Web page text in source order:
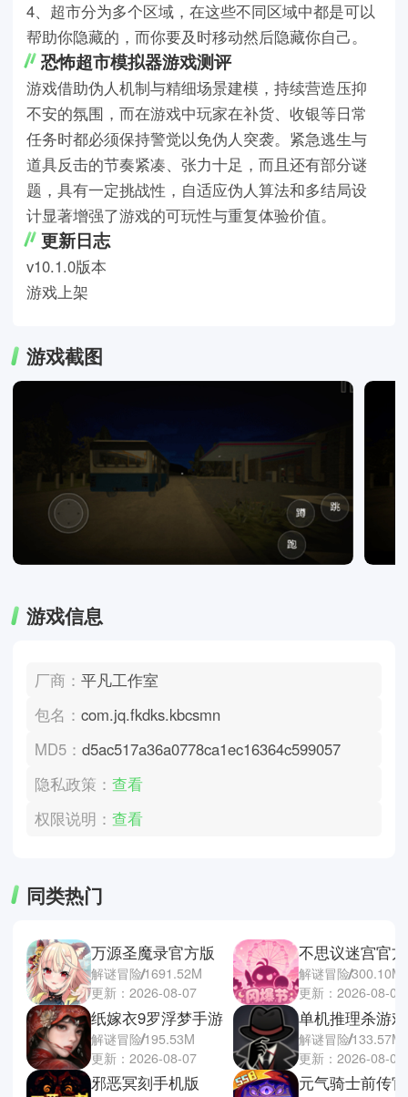
4、超市分为多个区域，在这些不同区域中都是可以
帮助你隐藏的，而你要及时移动然后隐藏你自己。
恐怖超市模拟器游戏测评
游戏借助伪人机制与精细场景建模，持续营造压抑
不安的氛围，而在游戏中玩家在补货、收银等日常
任务时都必须保持警觉以免伪人突袭。紧急逃生与
道具反击的节奏紧凑、张力十足，而且还有部分谜
题，具有一定挑战性，自适应伪人算法和多结局设
计显著增强了游戏的可玩性与重复体验价值。
更新日志
v10.1.0版本
游戏上架
游戏截图
游戏信息
厂商：平凡工作室
包名：com.jq.fkdks.kbcsmn
MD5：d5ac517a36a0778ca1ec16364c599057
隐私政策：查看
权限说明：查看
同类热门
万源圣魔录官方版
解谜冒险1691.52M
更新：2026-08-07
纸嫁衣9罗浮梦手游
解谜冒险195.53M
更新：2026-08-07
邪恶冥刻手机版
不思议迷宫官
解谜冒险300.10M
更新：2026-08-06
单机推理杀游戏
解谜冒险133.57M
更新：2026-08-05
元气骑士前传